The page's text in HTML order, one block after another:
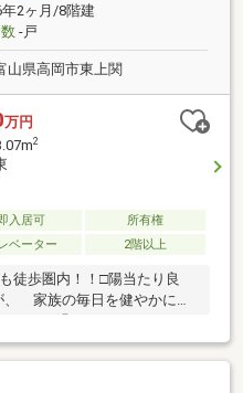
2ヶ月/8階建
-戸
山県高岡市東上関
万円
2
入居可
所有権
ベーター 2階以上
徒歩圏内！！□陽当たり良
家族の毎日を健やかに育
びのび過ごせるオールフロ
ベーター有り、スムーズに
ーは光と風を浴びる心地よ
見てみてください／